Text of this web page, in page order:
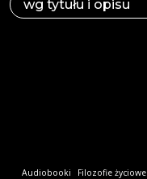
Audiobooki Filozofie życiowe